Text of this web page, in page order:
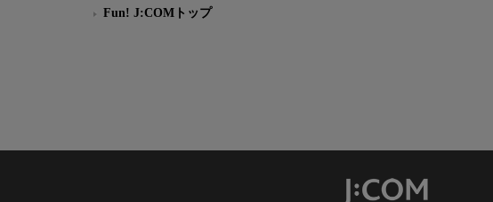
Fun! J:COMトップ